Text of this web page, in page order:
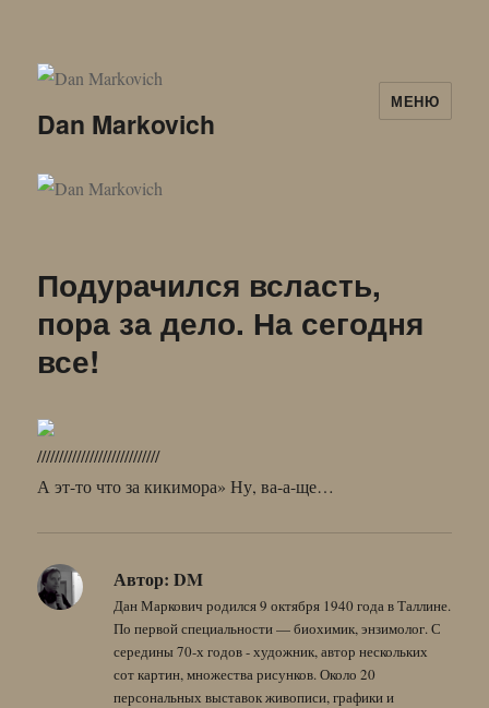
Dan Markovich
МЕНЮ
Подурачился всласть,
пора за дело. На сегодня
все!
////////////////////////////
А эт-то что за кикимора» Ну, ва-а-ще…
Автор: DM
Дан Маркович родился 9 октября 1940 года в Таллине.
По первой специальности — биохимик, энзимолог. С
середины 70-х годов - художник, автор нескольких
сот картин, множества рисунков. Около 20
персональных выставок живописи, графики и